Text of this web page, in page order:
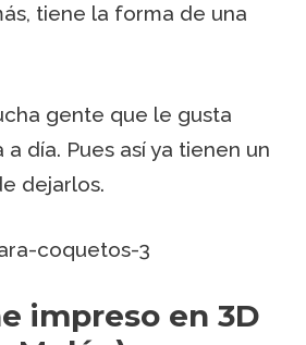
tiene la forma de una
gente que le gusta
día. Pues así ya tienen un
dejarlos.
impreso en 3D